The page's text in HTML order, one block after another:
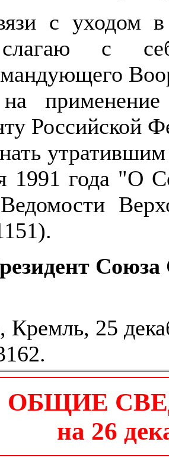
с уходом в
с
применение
Российской
1991 года "О
Союза
Кремль, 25
ОБЩИЕ
на 26